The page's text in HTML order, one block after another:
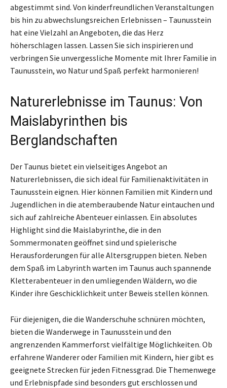
abgestimmt sind. Von kinderfreundlichen Veranstaltungen
bis hin zu abwechslungsreichen Erlebnissen – Taunusstein
hat eine Vielzahl an Angeboten, die das Herz
höherschlagen lassen. Lassen Sie sich inspirieren und
verbringen Sie unvergessliche Momente mit Ihrer Familie in
Taunusstein, wo Natur und Spaß perfekt harmonieren!
Naturerlebnisse im Taunus: Von
Maislabyrinthen bis
Berglandschaften
Der Taunus bietet ein vielseitiges Angebot an
Naturerlebnissen, die sich ideal für Familienaktivitäten in
Taunusstein eignen. Hier können Familien mit Kindern und
Jugendlichen in die atemberaubende Natur eintauchen und
sich auf zahlreiche Abenteuer einlassen. Ein absolutes
Highlight sind die Maislabyrinthe, die in den
Sommermonaten geöffnet sind und spielerische
Herausforderungen für alle Altersgruppen bieten. Neben
dem Spaß im Labyrinth warten im Taunus auch spannende
Kletterabenteuer in den umliegenden Wäldern, wo die
Kinder ihre Geschicklichkeit unter Beweis stellen können.
Für diejenigen, die die Wanderschuhe schnüren möchten,
bieten die Wanderwege in Taunusstein und den
angrenzenden Kammerforst vielfältige Möglichkeiten. Ob
erfahrene Wanderer oder Familien mit Kindern, hier gibt es
geeignete Strecken für jeden Fitnessgrad. Die Themenwege
und Erlebnispfade sind besonders gut erschlossen und